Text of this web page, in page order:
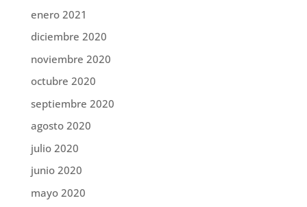
enero 2021
diciembre 2020
noviembre 2020
octubre 2020
septiembre 2020
agosto 2020
julio 2020
junio 2020
mayo 2020